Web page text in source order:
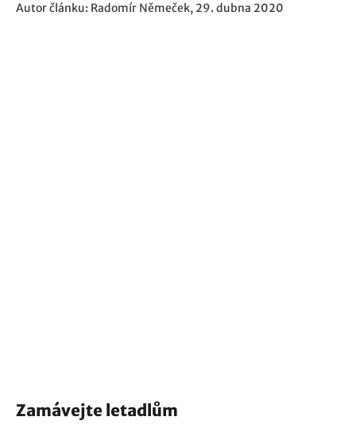
Autor článku: Radomír Němeček, 29. dubna 2020
Zamávejte letadlům